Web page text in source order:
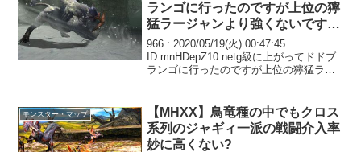
ランゴに行ったのですが上位の獰
猛ラージャンより強くないですか
コレ
966 : 2020/05/19(火) 00:47:45
ID:mnHDepZ10.netg級に上がってドドブ
ランゴに行ったのですが上位の獰猛ラー
ね969 : 2020...
モンスター・マップ
【MHXX】鳥竜種の中でもクロス
系列のジャギィ一派の戦闘介入率
妙に高くない?